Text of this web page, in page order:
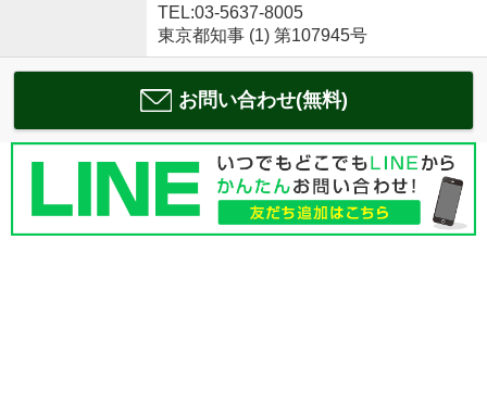
TEL:03-5637-8005
東京都知事 (1) 第107945号
お問い合わせ(無料)